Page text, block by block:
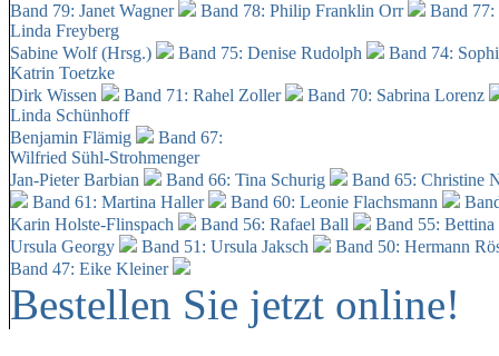
Band 79: Janet Wagner Band 78: Philip Franklin Orr
Band
Linda Freyberg
Sabine Wolf (Hrsg.)
Band 75: Denise Rudolph
Band 74:
Katrin Toetzke
Dirk Wissen
Band 71: Rahel Zoller
Band 70: Sabrina Lorenz
Linda Schünhoff
Benjamin Flämig
Band 67:
Wilfried Sühl-Strohmenger
Jan-Pieter Barbian
Band 66: Tina Schurig
Band 65: Christine
Band 61: Martina Haller
Band 60: Leonie Flachsmann
Karin Holste-Flinspach
Band 56: Rafael Ball
Band 55:
Ursula Georgy
Band 51: Ursula Jaksch Band 50: Hermann
Band 47: Eike Kleiner
Bestellen Sie jetzt online!